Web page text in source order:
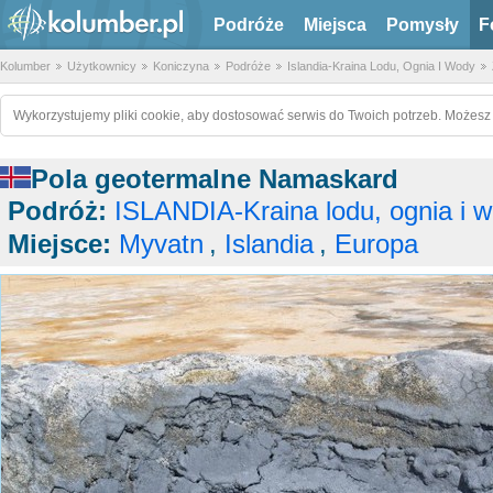
Podróże Miejsca Pomysły
Kolumber Użytkownicy Koniczyna Podróże Islandia-Kraina Lodu, Ognia I Wody
Wykorzystujemy pliki cookie, aby dostosować serwis do Twoich potrzeb.
Pola geotermalne Namaskard
Podróż: ISLANDIA-Kraina lodu, ognia i
Miejsce: Myvatn , Islandia , Europa